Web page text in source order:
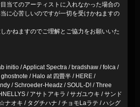
当てのアーティストに入れなかった場合の
に心苦しいのですが一切を受けかねますの
かねますのでご理解とご協力をお願いいた
initio / Applicat Spectra / bradshaw / folca /
/ Halo at 四畳半 / HERE /
/ Schroeder-Headz / SOUL-D! / Three
/ アサトアキラ / サガユウキ / サンド
ナオキ / タグチハナ / チョモLaラテ / ハシグ